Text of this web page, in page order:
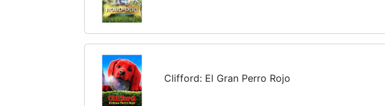
Clifford: El Gran Perro Rojo